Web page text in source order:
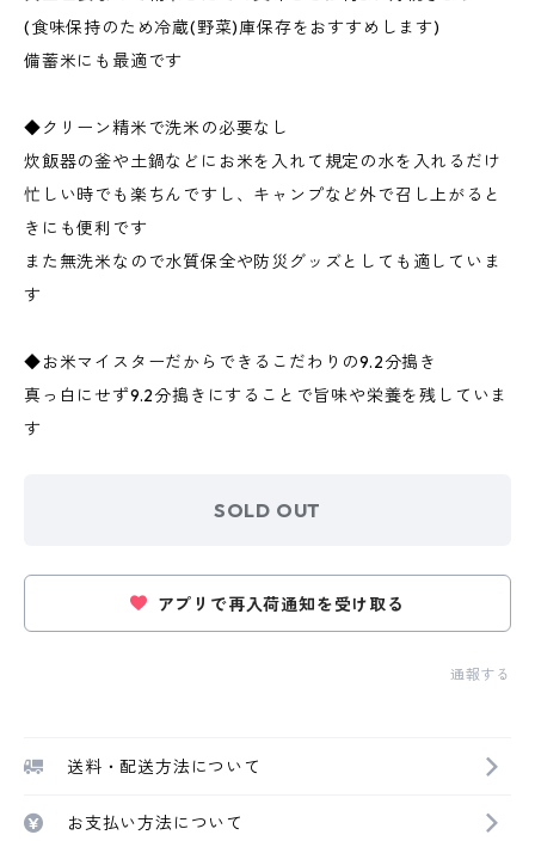
(食味保持のため冷蔵(野菜)庫保存をおすすめします)
備蓄米にも最適です
◆クリーン精米で洗米の必要なし
炊飯器の釜や土鍋などにお米を入れて規定の水を入れるだけ
忙しい時でも楽ちんですし、キャンプなど外で召し上がると
きにも便利です
また無洗米なので水質保全や防災グッズとしても適していま
す
◆お米マイスターだからできるこだわりの9.2分搗き
真っ白にせず9.2分搗きにすることで旨味や栄養を残していま
す
SOLD OUT
アプリで再入荷通知を受け取る
通報する
送料・配送方法について
お支払い方法について